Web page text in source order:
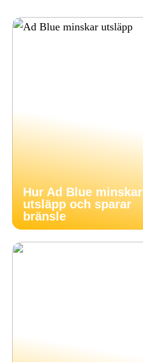
Hur Ad Blue minskar
utsläpp och sparar
bränsle